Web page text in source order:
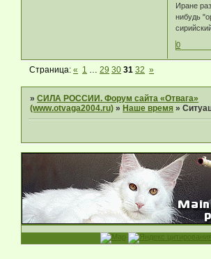
Иране
нибудь
0
Страница:« 1 29 30 31 32 »
»СИЛА РОССИИ. Форум сайта «Отвага»
(www.otvaga2004.ru) » Наше время »